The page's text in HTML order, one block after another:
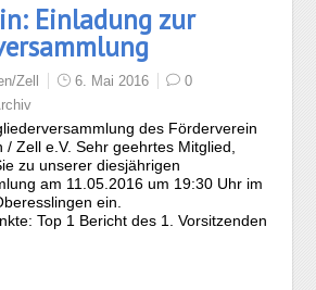
Einladung zur
Zell 6. Mai 2016
0
des Förderverein
/ Zell e.V. Sehr geehrtes Mitglied,
zu unserer diesjährigen
am 11.05.2016 um 19:30 Uhr im
ein.
Top 1 Bericht des 1. Vorsitzenden